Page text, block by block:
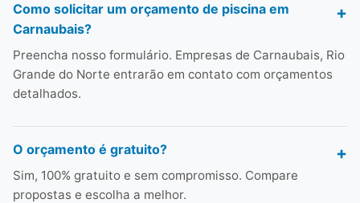
Como solicitar um orçamento de piscina em
Carnaubais?
Preencha nosso formulário. Empresas de Carnaubais, Rio
Grande do Norte entrarão em contato com orçamentos
detalhados.
O orçamento é gratuito?
Sim, 100% gratuito e sem compromisso. Compare
propostas e escolha a melhor.